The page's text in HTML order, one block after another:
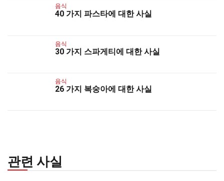
음식
40 가지 파스타에 대한 사실
음식
30 가지 스파게티에 대한 사실
음식
26 가지 복숭아에 대한 사실
관련 사실